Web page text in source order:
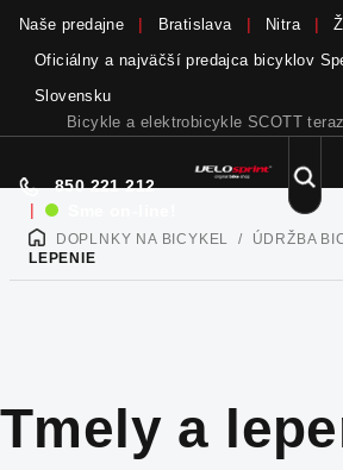
obsah
Naše predajne Bratislava Nitra
Oficiálny a najväčší predajca bicyklov
Slovensku
Bicykle a elektrobicykle SCOTT
850 221 212
|
DOMOVDOPLNKY NA BICYKEL / ÚDRŽBA
LEPENIE
Tmely a